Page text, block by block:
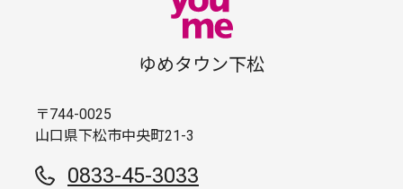
ゆめタウン下松
〒744-0025
山口県下松市中央町21-3
0833-45-3033